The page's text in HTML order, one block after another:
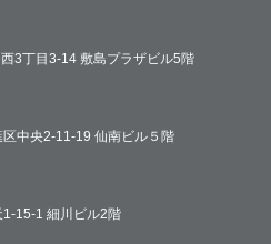
3丁目3-14 敷島プラザビル5階
中央2-11-19 仙南ビル５階
15-1 細川ビル2階